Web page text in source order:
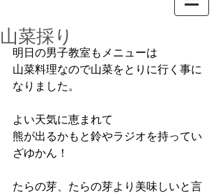
山菜採り
明日の男子教室もメニューは
山菜料理なので山菜をとりに行く事に
なりました。
よい天気に恵まれて
熊が出るかもと鈴やラジオを持ってい
ざゆかん！
たらの芽、たらの芽より美味しいと言